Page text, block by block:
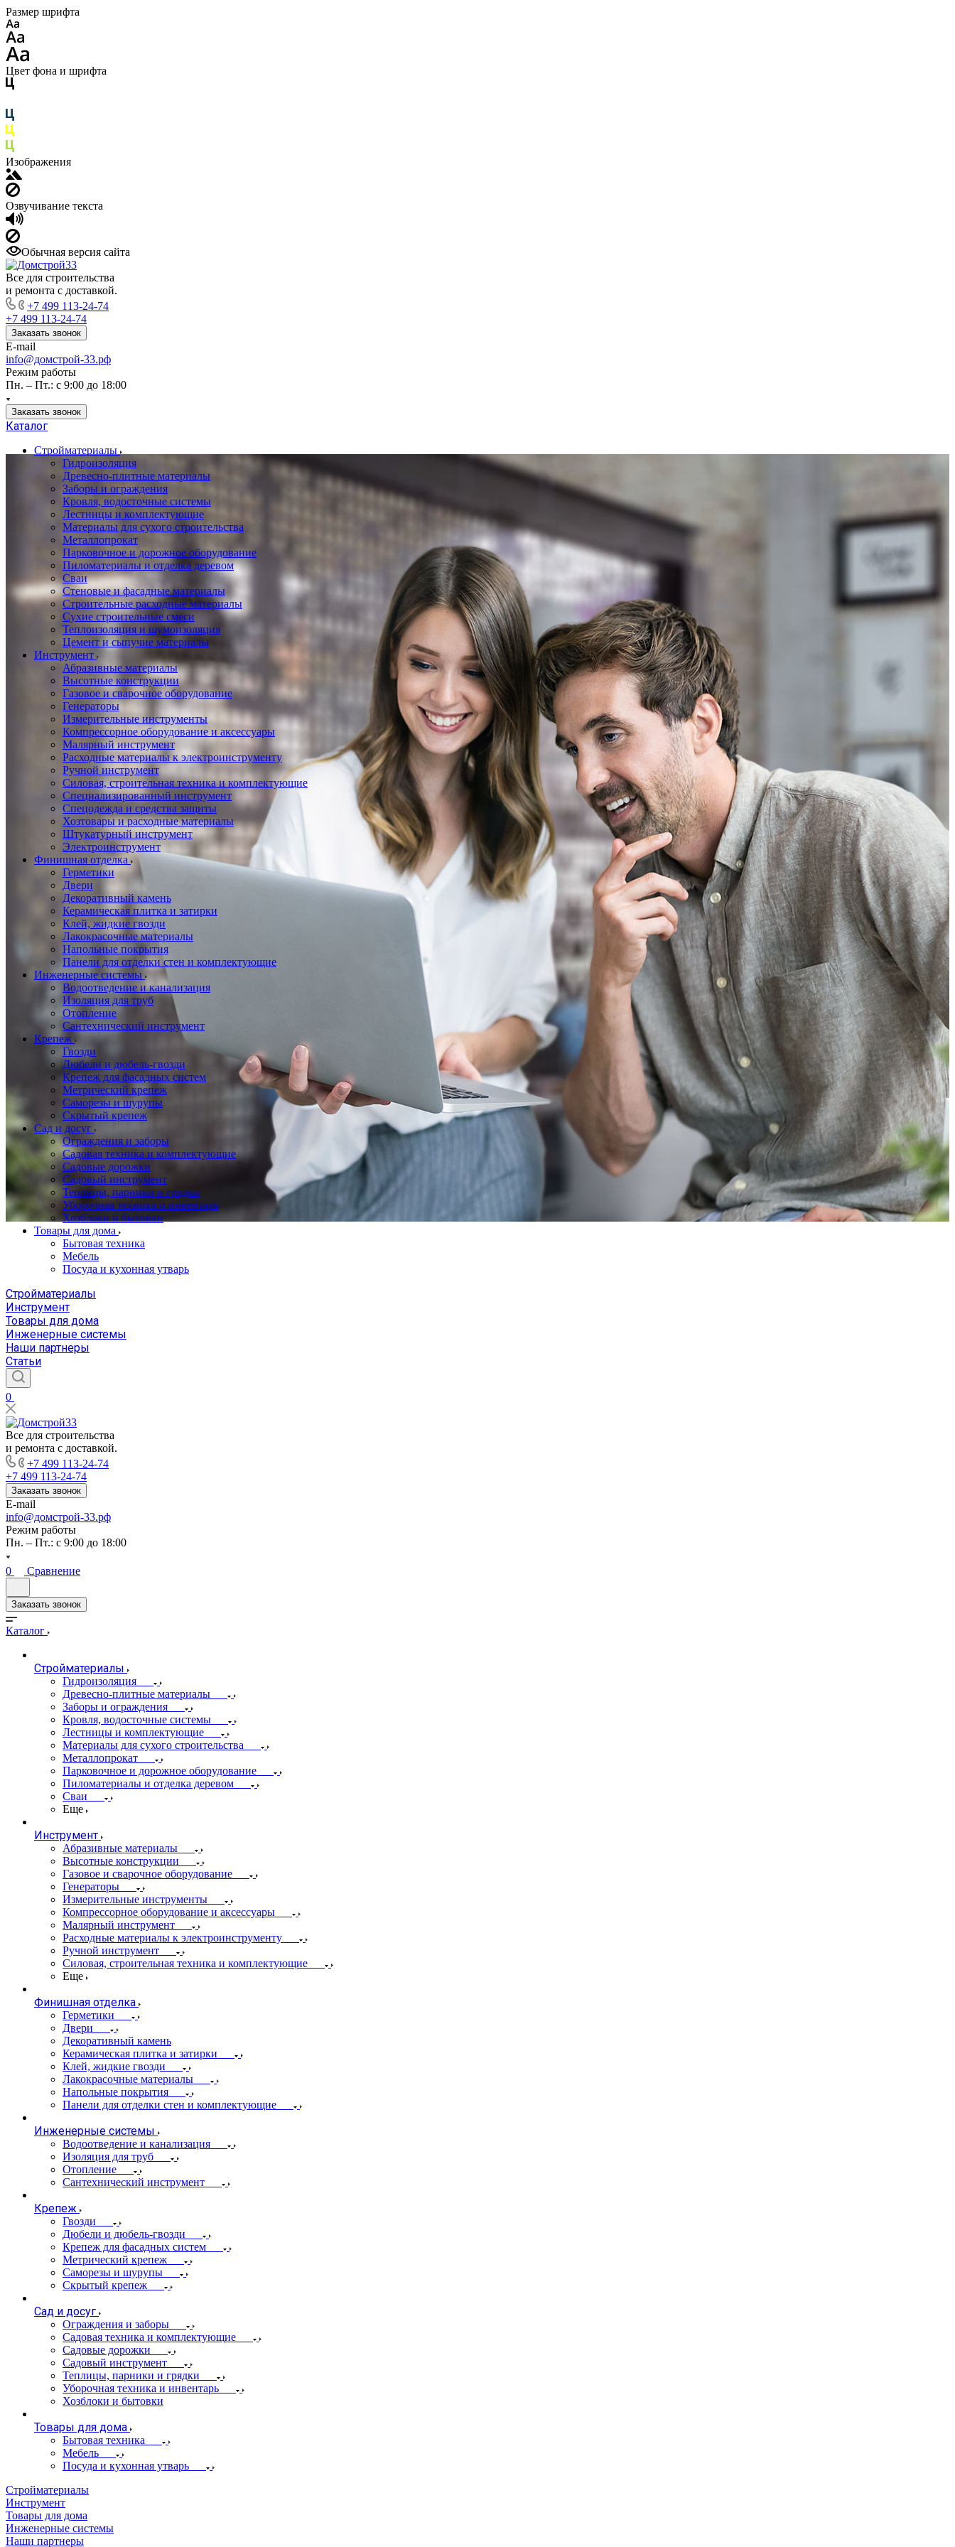
Размер шрифта
Цвет фона и шрифта
Изображения
Озвучивание текста
Обычная версия сайта
Все для строительства
и ремонта с доставкой.
+7 499 113-24-74
+7 499 113-24-74
Заказать звонок
E-mail
info@домстрой-33.рф
Режим работы
Пн. – Пт.: с 9:00 до 18:00
Заказать звонок
Каталог
Стройматериалы
Гидроизоляция
Древесно-плитные материалы
Заборы и ограждения
Кровля, водосточные системы
Лестницы и комплектующие
Материалы для сухого строительства
Металлопрокат
Парковочное и дорожное оборудование
Пиломатериалы и отделка деревом
Сваи
Стеновые и фасадные материалы
Строительные расходные материалы
Сухие строительные смеси
Теплоизоляция и шумоизоляция
Цемент и сыпучие материалы
Инструмент
Абразивные материалы
Высотные конструкции
Газовое и сварочное оборудование
Генераторы
Измерительные инструменты
Компрессорное оборудование и аксессуары
Малярный инструмент
Расходные материалы к электроинструменту
Ручной инструмент
Силовая, строительная техника и комплектующие
Специализированный инструмент
Спецодежда и средства защиты
Хозтовары и расходные материалы
Штукатурный инструмент
Электроинструмент
Финишная отделка
Герметики
Двери
Декоративный камень
Керамическая плитка и затирки
Клей, жидкие гвозди
Лакокрасочные материалы
Напольные покрытия
Панели для отделки стен и комплектующие
Инженерные системы
Водоотведение и канализация
Изоляция для труб
Отопление
Сантехнический инструмент
Крепеж
Гвозди
Дюбели и дюбель-гвозди
Крепеж для фасадных систем
Метрический крепеж
Саморезы и шурупы
Скрытый крепеж
Сад и досуг
Ограждения и заборы
Садовая техника и комплектующие
Садовые дорожки
Садовый инструмент
Теплицы, парники и грядки
Уборочная техника и инвентарь
Хозблоки и бытовки
Товары для дома
Бытовая техника
Мебель
Посуда и кухонная утварь
Стройматериалы
Инструмент
Товары для дома
Инженерные системы
Наши партнеры
Статьи
0
Все для строительства
и ремонта с доставкой.
+7 499 113-24-74
+7 499 113-24-74
Заказать звонок
E-mail
info@домстрой-33.рф
Режим работы
Пн. – Пт.: с 9:00 до 18:00
0 Сравнение
Заказать звонок
Каталог
Стройматериалы
Гидроизоляция
Древесно-плитные материалы
Заборы и ограждения
Кровля, водосточные системы
Лестницы и комплектующие
Материалы для сухого строительства
Металлопрокат
Парковочное и дорожное оборудование
Пиломатериалы и отделка деревом
Сваи
Еще
Инструмент
Абразивные материалы
Высотные конструкции
Газовое и сварочное оборудование
Генераторы
Измерительные инструменты
Компрессорное оборудование и аксессуары
Малярный инструмент
Расходные материалы к электроинструменту
Ручной инструмент
Силовая, строительная техника и комплектующие
Еще
Финишная отделка
Герметики
Двери
Декоративный камень
Керамическая плитка и затирки
Клей, жидкие гвозди
Лакокрасочные материалы
Напольные покрытия
Панели для отделки стен и комплектующие
Инженерные системы
Водоотведение и канализация
Изоляция для труб
Отопление
Сантехнический инструмент
Крепеж
Гвозди
Дюбели и дюбель-гвозди
Крепеж для фасадных систем
Метрический крепеж
Саморезы и шурупы
Скрытый крепеж
Сад и досуг
Ограждения и заборы
Садовая техника и комплектующие
Садовые дорожки
Садовый инструмент
Теплицы, парники и грядки
Уборочная техника и инвентарь
Хозблоки и бытовки
Товары для дома
Бытовая техника
Мебель
Посуда и кухонная утварь
Стройматериалы
Инструмент
Товары для дома
Инженерные системы
Наши партнеры